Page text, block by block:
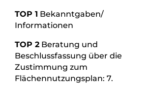
TOP 1 Bekanntgaben/
Informationen
TOP 2Beratung und
Beschlussfassung über die
Zustimmung zum
Flächennutzungsplan: 7.